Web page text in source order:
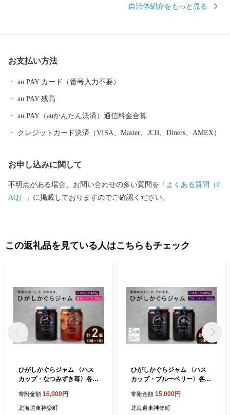
け水の恵みの、おいしいお米は自慢の一品。アスパラやトマトな
と暮らせる街づくりを実現するために、皆様からのご寄付を活用
ス ０５０－３３５５－２１９７(全自治体共通) ※14桁の寄附受付
番号とお申込み時の電話番号下４桁が必要です ※休日・夜間も対
応しております ※住所・氏名に変更がある場合は、直接コールセ
（祝土日を除く） TEL：０１１－８０７－７１１１ Mail：higashik
自治体紹介をもっと見る
お支払い方法
au PAY カード（番号入力不要）
au PAY 残高
au PAY（auかんたん決済）通信料金合算
クレジットカード決済（VISA、Master、JCB、Diners、AMEX）
お申し込みに関して
不明点がある場合、お問い合わせの多い質問を 「よくある質問（F
AQ）」 に掲載しておりますのでご確認ください。
この返礼品を見ている人はこちらもチェック
ひがしかぐらジャム 〈ハス
カップ・なつみずき苺〉各
寄附金額 16,000円
北海道東神楽町
ひがしかぐらジャム 〈ハス
カップ・ブルーベリー〉各
寄附金額 15,000円
北海道東神楽町